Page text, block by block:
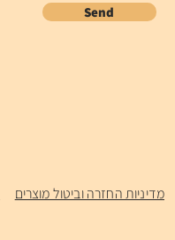
Send
מדיניות החזרה וביטול מוצרים